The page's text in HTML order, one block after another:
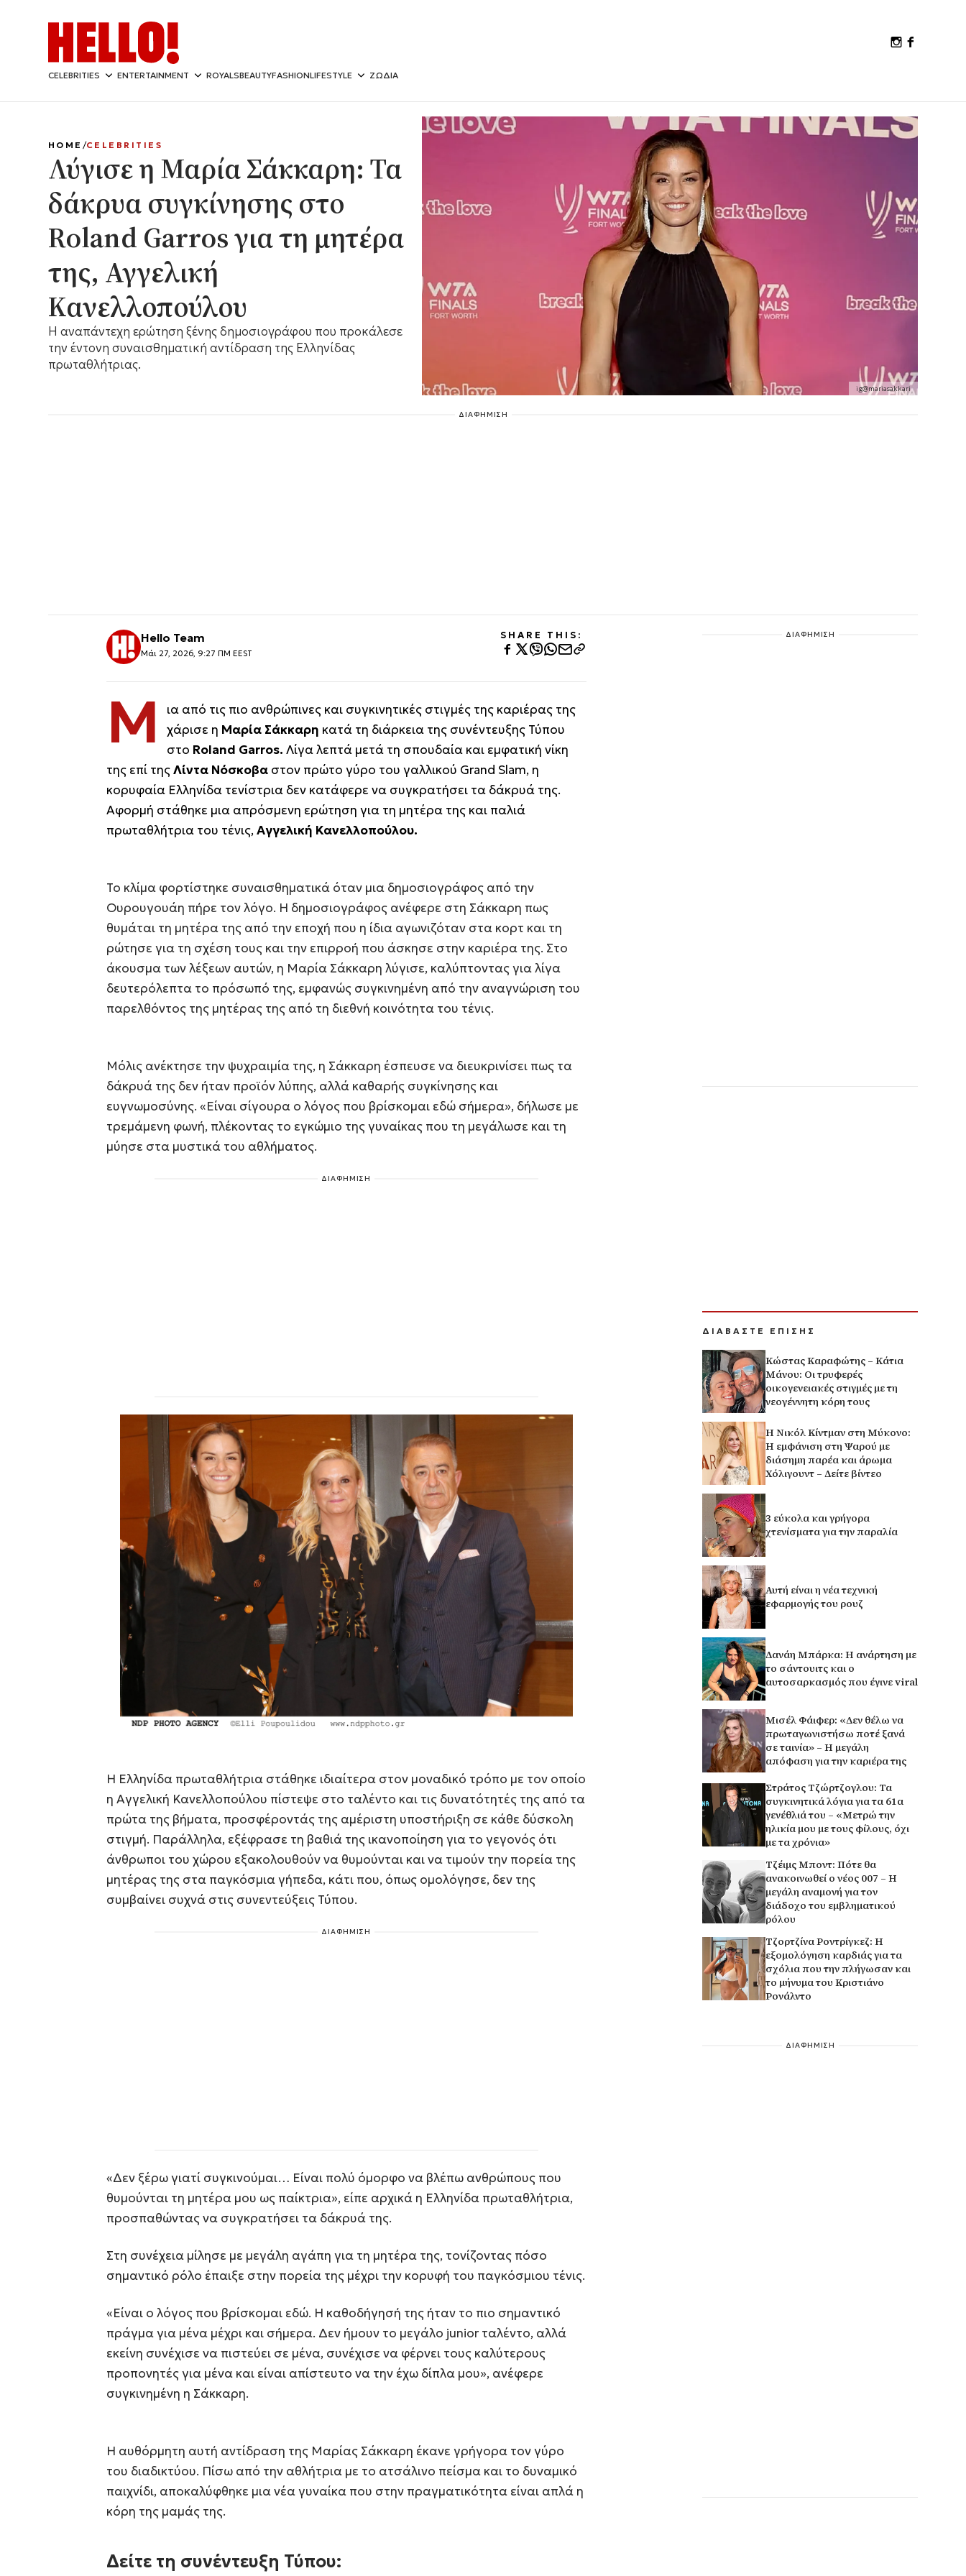
CELEBRITIES ENTERTAINMENT ROYALSBEAUTYFASHIONLIFESTYLE ΖΩΔΙΑ
ig@mariasakkari
HOME CELEBRITIES
Λύγισε η Μαρία Σάκκαρη: Τα
δάκρυα συγκίνησης στο
Roland Garros για τη μητέρα
της, Αγγελική
Κανελλοπούλου
Η αναπάντεχη ερώτηση ξένης δημοσιογράφου που προκάλεσε
την έντονη συναισθηματική αντίδραση της Ελληνίδας
πρωταθλήτριας.
ΔΙΑΦΗΜΙΣΗ
Hello Team
Μάι 27, 2026, 9:27 ΠΜ EEST
SHARE THIS:
Μ
ια από τις πιο ανθρώπινες και συγκινητικές στιγμές της καριέρας της
χάρισε η Μαρία Σάκκαρη κατά τη διάρκεια της συνέντευξης Τύπου
στο Roland Garros. Λίγα λεπτά μετά τη σπουδαία και εμφατική νίκη
της επί τηςΛίντα Νόσκοβα στον πρώτο γύρο του γαλλικού Grand Slam, η
κορυφαία Ελληνίδα τενίστρια δεν κατάφερε να συγκρατήσει τα δάκρυά της.
Αφορμή στάθηκε μια απρόσμενη ερώτηση για τη μητέρα της και παλιά
πρωταθλήτρια του τένις,Αγγελική Κανελλοπούλου.
Το κλίμα φορτίστηκε συναισθηματικά όταν μια δημοσιογράφος από την
Ουρουγουάη πήρε τον λόγο. Η δημοσιογράφος ανέφερε στη Σάκκαρη πως
θυμάται τη μητέρα της από την εποχή που η ίδια αγωνιζόταν στα κορτ και τη
ρώτησε για τη σχέση τους και την επιρροή που άσκησε στην καριέρα της. Στο
άκουσμα των λέξεων αυτών, η Μαρία Σάκκαρη λύγισε, καλύπτοντας για λίγα
δευτερόλεπτα το πρόσωπό της, εμφανώς συγκινημένη από την αναγνώριση του
παρελθόντος της μητέρας της από τη διεθνή κοινότητα του τένις.
Μόλις ανέκτησε την ψυχραιμία της, η Σάκκαρη έσπευσε να διευκρινίσει πως τα
δάκρυά της δεν ήταν προϊόν λύπης, αλλά καθαρής συγκίνησης και
ευγνωμοσύνης. «Είναι σίγουρα ο λόγος που βρίσκομαι εδώ σήμερα», δήλωσε με
τρεμάμενη φωνή, πλέκοντας το εγκώμιο της γυναίκας που τη μεγάλωσε και τη
μύησε στα μυστικά του αθλήματος.
ΔΙΑΦΗΜΙΣΗ
Η Ελληνίδα πρωταθλήτρια στάθηκε ιδιαίτερα στον μοναδικό τρόπο με τον οποίο
η Αγγελική Κανελλοπούλου πίστεψε στο ταλέντο και τις δυνατότητές της από τα
πρώτα της βήματα, προσφέροντάς της αμέριστη υποστήριξη σε κάθε δύσκολη
στιγμή. Παράλληλα, εξέφρασε τη βαθιά της ικανοποίηση για το γεγονός ότι
άνθρωποι του χώρου εξακολουθούν να θυμούνται και να τιμούν την πορεία της
μητέρας της στα παγκόσμια γήπεδα, κάτι που, όπως ομολόγησε, δεν της
συμβαίνει συχνά στις συνεντεύξεις Τύπου.
ΔΙΑΦΗΜΙΣΗ
«Δεν ξέρω γιατί συγκινούμαι… Είναι πολύ όμορφο να βλέπω ανθρώπους που
θυμούνται τη μητέρα μου ως παίκτρια», είπε αρχικά η Ελληνίδα πρωταθλήτρια,
προσπαθώντας να συγκρατήσει τα δάκρυά της.
Στη συνέχεια μίλησε με μεγάλη αγάπη για τη μητέρα της, τονίζοντας πόσο
σημαντικό ρόλο έπαιξε στην πορεία της μέχρι την κορυφή του παγκόσμιου τένις.
«Είναι ο λόγος που βρίσκομαι εδώ. Η καθοδήγησή της ήταν το πιο σημαντικό
πράγμα για μένα μέχρι και σήμερα. Δεν ήμουν το μεγάλο junior ταλέντο, αλλά
εκείνη συνέχισε να πιστεύει σε μένα, συνέχισε να φέρνει τους καλύτερους
προπονητές για μένα και είναι απίστευτο να την έχω δίπλα μου», ανέφερε
συγκινημένη η Σάκκαρη.
Η αυθόρμητη αυτή αντίδραση της Μαρίας Σάκκαρη έκανε γρήγορα τον γύρο
του διαδικτύου. Πίσω από την αθλήτρια με το ατσάλινο πείσμα και το δυναμικό
παιχνίδι, αποκαλύφθηκε μια νέα γυναίκα που στην πραγματικότητα είναι απλά η
κόρη της μαμάς της.
Δείτε τη συνέντευξη Τύπου:
ΔΙΑΦΗΜΙΣΗ
ΔΙΑΒΑΣΤΕ ΕΠΙΣΗΣ
Κώστας Καραφώτης – Κάτια
Μάνου: Οι τρυφερές
οικογενειακές στιγμές με τη
νεογέννητη κόρη τους
H Νικόλ Κίντμαν στη Μύκονο:
Η εμφάνιση στη Ψαρού με
διάσημη παρέα και άρωμα
Χόλιγουντ – Δείτε βίντεο
3 εύκολα και γρήγορα
χτενίσματα για την παραλία
Αυτή είναι η νέα τεχνική
εφαρμογής του ρουζ
Δανάη Μπάρκα: Η ανάρτηση με
το σάντουιτς και ο
αυτοσαρκασμός που έγινε viral
Μισέλ Φάιφερ: «Δεν θέλω να
πρωταγωνιστήσω ποτέ ξανά
σε ταινία» – Η μεγάλη
απόφαση για την καριέρα της
Στράτος Τζώρτζογλου: Τα
συγκινητικά λόγια για τα 61α
γενέθλιά του – «Μετρώ την
ηλικία μου με τους φίλους, όχι
με τα χρόνια»
Τζέιμς Μποντ: Πότε θα
ανακοινωθεί ο νέος 007 – Η
μεγάλη αναμονή για τον
διάδοχο του εμβληματικού
ρόλου
Τζορτζίνα Ροντρίγκεζ: Η
εξομολόγηση καρδιάς για τα
σχόλια που την πλήγωσαν και
το μήνυμα του Κριστιάνο
Ρονάλντο
ΔΙΑΦΗΜΙΣΗ